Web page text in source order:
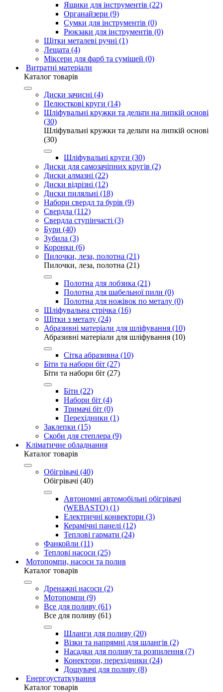
Ящики для інструментів (22)
Органайзери (9)
Сумки для інструментів (0)
Рюкзаки для інструментів (0)
Щітки металеві ручні (1)
Лещата (4)
Міксери для фарб та сумішей (0)
Витратні матеріали
Каталог товарів
Диски зачисні (4)
Пелюсткові круги (14)
Шліфувальні кружки та дельти на липкій основі
(30)
Шліфувальні кружки та дельти на липкій основі
(30)
Шліфувальні круги (30)
Диски для самозачіпних кругів (2)
Диски алмазні (22)
Диски відрізні (12)
Диски пиляльні (18)
Набори свердл та бурів (9)
Свердла (112)
Свердла ступінчасті (3)
Бури (40)
Зубила (3)
Коронки (6)
Пилочки, леза, полотна (21)
Пилочки, леза, полотна (21)
Полотна для лобзика (21)
Полотна для шабельної пили (0)
Полотна для ножівок по металу (0)
Шліфувальна стрічка (16)
Щітки з металу (24)
Абразивні матеріали для шліфування (10)
Абразивні матеріали для шліфування (10)
Сітка абразивна (10)
Біти та набори біт (27)
Біти та набори біт (27)
Біти (22)
Набори біт (4)
Тримачі біт (0)
Перехідники (1)
Заклепки (15)
Скоби для степлера (9)
Кліматичне обладнання
Каталог товарів
Обігрівачі (40)
Обігрівачі (40)
Автономні автомобільні обігрівачі
(WEBASTO) (1)
Електричні конвектори (3)
Керамічні панелі (12)
Теплові гармати (24)
Фанкойли (11)
Теплові насоси (25)
Мотопомпи, насоси та полив
Каталог товарів
Дренажні насоси (2)
Мотопомпи (9)
Все для поливу (61)
Все для поливу (61)
Шланги для поливу (20)
Візки та напрямні для шлангів (2)
Насадки для поливу та розпилення (7)
Конектори, перехідники (24)
Дощувачі для поливу (8)
Енергоустаткування
Каталог товарів